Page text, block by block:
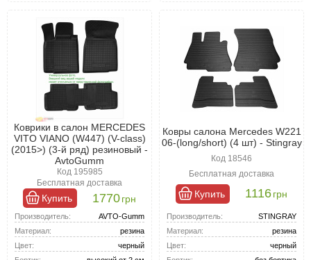
Коврики в салон MERCEDES
VITO VIANO (W447) (V-class)
(2015>) (3-й ряд) резиновый -
AvtoGumm
Код 195985
Бесплатная доставка
Купить 1770грн
Производитель:
AVTO-Gumm
Материал:
резина
Цвет:
черный
Ковры салона Mercedes W221
06-(long/short) (4 шт) - Stingray
Код 18546
Бесплатная доставка
Купить 1116грн
Производитель:
STINGRAY
Материал:
резина
Цвет:
черный